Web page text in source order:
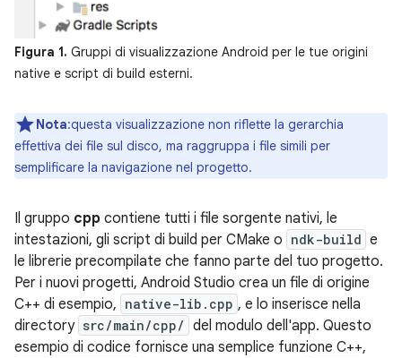
Figura 1. Gruppi di visualizzazione Android per le tue origini
native e script di build esterni.
Nota:questa visualizzazione non riflette la gerarchia
effettiva dei file sul disco, ma raggruppa i file simili per
semplificare la navigazione nel progetto.
Il gruppo cpp contiene tutti i file sorgente nativi, le
intestazioni, gli script di build per CMake o ndk-build e
le librerie precompilate che fanno parte del tuo progetto.
Per i nuovi progetti, Android Studio crea un file di origine
C++ di esempio, native-lib.cpp , e lo inserisce nella
directory src/main/cpp/ del modulo dell'app. Questo
esempio di codice fornisce una semplice funzione C++,